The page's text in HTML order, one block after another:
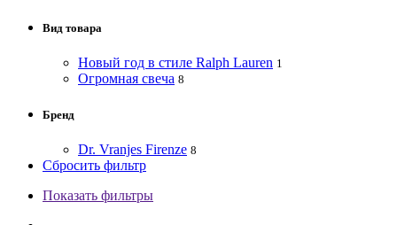
Вид товара
Новый год в стиле Ralph Lauren 1
Огромная свеча 8
Бренд
Dr. Vranjes Firenze 8
Сбросить фильтр
Показать фильтры